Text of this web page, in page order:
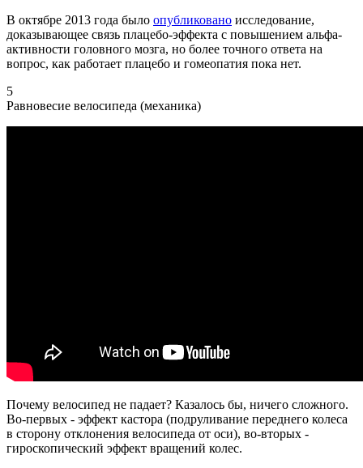
В октябре 2013 года было опубликовано исследование,
доказывающее связь плацебо-эффекта с повышением альфа-
активности головного мозга, но более точного ответа на
вопрос, как работает плацебо и гомеопатия пока нет.
5
Равновесие велосипеда (механика)
Почему велосипед не падает? Казалось бы, ничего сложного.
Во-первых - эффект кастора (подруливание переднего колеса
в сторону отклонения велосипеда от оси), во-вторых -
гироскопический эффект вращений колес.